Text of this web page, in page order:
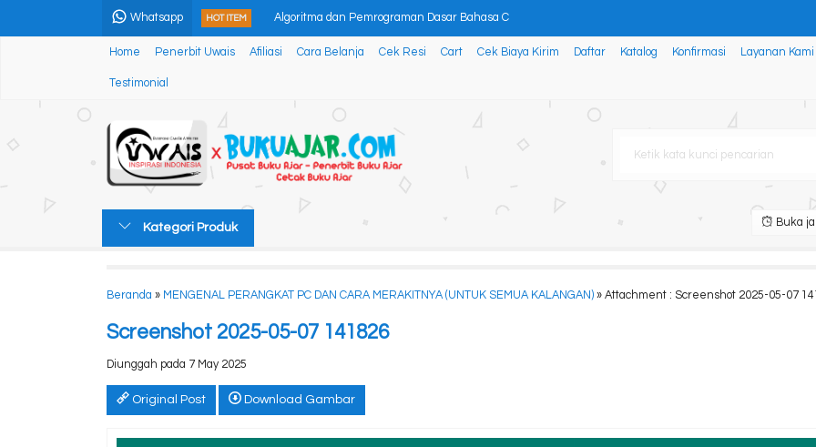
Whatsapp HOT ITEM Algoritma dan Pemrograman Dasar Bahasa C
PERANCANGAN PENELITIAN DI BIDANG AGROTEKNOLOGI DAN
KEPEMIMPINAN DEMOKRATIS DALAM PROGRAM KAMPUNG KELU
Teori Umum Ketenagakerjaan, Bunga dan Uang & Mult
Home Penerbit Uwais Afiliasi Cara Belanja Cek Resi Cart Cek Biaya Kirim Daftar Katalog Konfirmasi Layanan Kami
Testimonial
Kategori Produk Buka
Beranda » MENGENAL PERANGKAT PC DAN CARA MERAKITNYA (UNTUK SEMUA KALANGAN) » Attachment : Screenshot 2025-05-07
Screenshot 2025-05-07 141826
Diunggah pada 7 May 2025
Original Post Download Gambar